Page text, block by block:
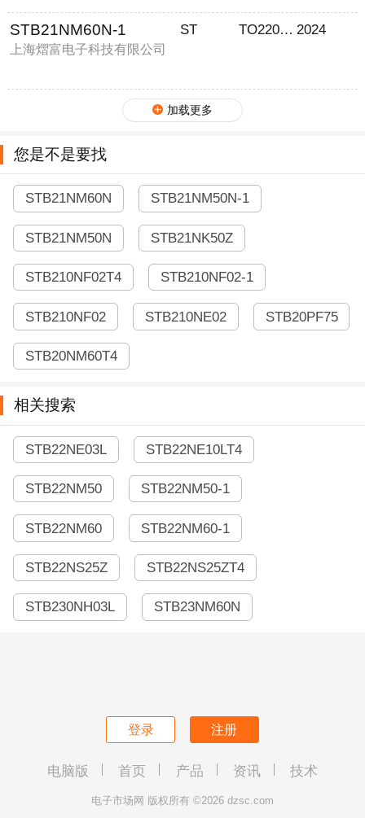
STB21NM60N-1
上海熠富电子科技有限公司
ST TO220MONOC 2024
加载更多
您是不是要找
STB21NM60N STB21NM50N-1
STB21NM50N STB21NK50Z
STB210NF02T4 STB210NF02-1
STB210NF02 STB210NE02 STB20PF75
STB20NM60T4
相关搜索
STB22NE03L STB22NE10LT4
STB22NM50 STB22NM50-1
STB22NM60 STB22NM60-1
STB22NS25Z STB22NS25ZT4
STB230NH03L STB23NM60N
登录 注册
电脑版 首页 产品 资讯 技术
电子市场网 版权所有 ©2026 dzsc.com